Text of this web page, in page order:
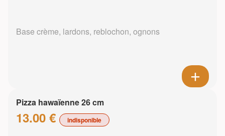
Base crème, lardons, reblochon, ognons
Pizza hawaïenne 26 cm
13.00 € indisponible